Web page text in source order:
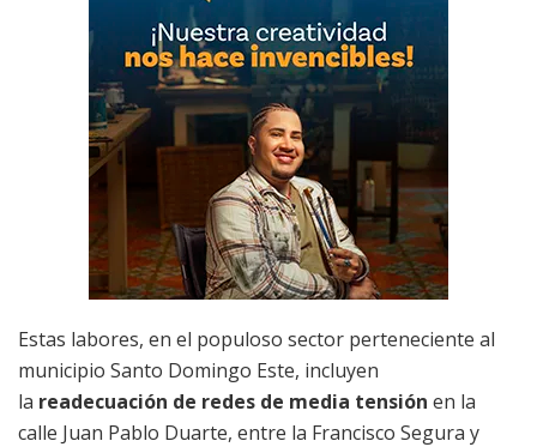
Estas labores, en el populoso sector perteneciente al
municipio Santo Domingo Este, incluyen
la readecuación de redes de media tensión en la
calle Juan Pablo Duarte, entre la Francisco Segura y